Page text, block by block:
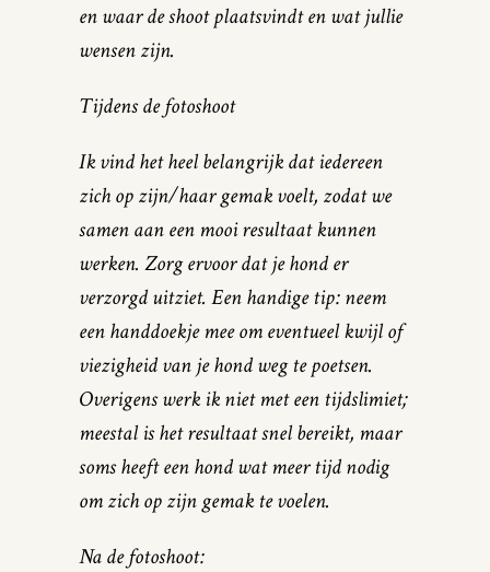
en waar de shoot plaatsvindt en wat jullie
wensen zijn.
Tijdens de fotoshoot
Ik vind het heel belangrijk dat iedereen
zich op zijn/haar gemak voelt, zodat we
samen aan een mooi resultaat kunnen
werken. Zorg ervoor dat je hond er
verzorgd uitziet. Een handige tip: neem
een handdoekje mee om eventueel kwijl of
viezigheid van je hond weg te poetsen.
Overigens werk ik niet met een tijdslimiet;
meestal is het resultaat snel bereikt, maar
soms heeft een hond wat meer tijd nodig
om zich op zijn gemak te voelen.
Na de fotoshoot: